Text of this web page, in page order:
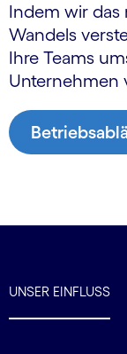
Indem wir das
Wandels
Ihre Teams
Unternehmen
UNSER EINFLUSS